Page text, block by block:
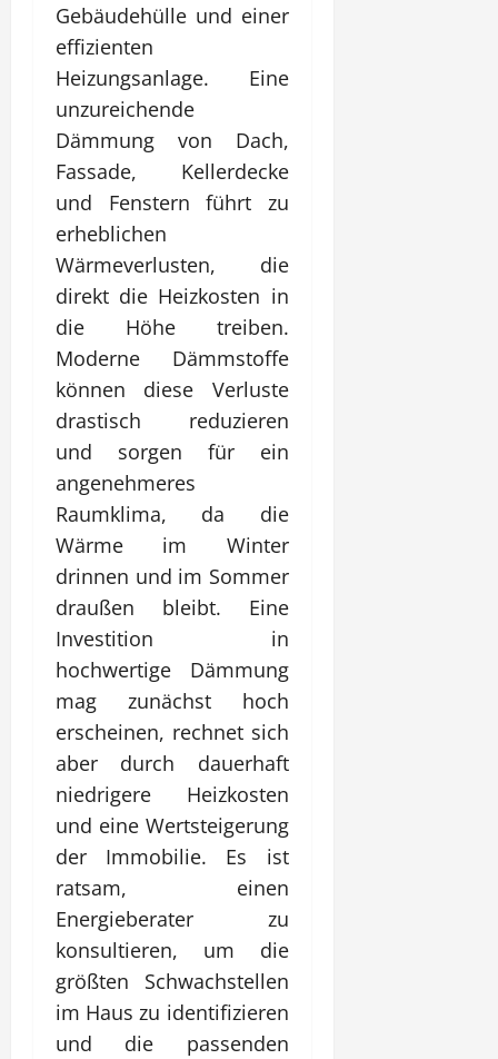
Gebäudehülle und einer
effizienten
Heizungsanlage. Eine
unzureichende
Dämmung von Dach,
Fassade, Kellerdecke
und Fenstern führt zu
erheblichen
Wärmeverlusten, die
direkt die Heizkosten in
die Höhe treiben.
Moderne Dämmstoffe
können diese Verluste
drastisch reduzieren
und sorgen für ein
angenehmeres
Raumklima, da die
Wärme im Winter
drinnen und im Sommer
draußen bleibt. Eine
Investition in
hochwertige Dämmung
mag zunächst hoch
erscheinen, rechnet sich
aber durch dauerhaft
niedrigere Heizkosten
und eine Wertsteigerung
der Immobilie. Es ist
ratsam, einen
Energieberater zu
konsultieren, um die
größten Schwachstellen
im Haus zu identifizieren
und die passenden